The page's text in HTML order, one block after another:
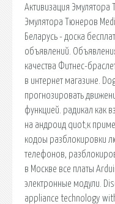
Активизация
Эмулятора Тюнеров
Беларусь - доска
объявлений.
качества Фитнес-
в интернет магазине.
прогнозировать
функцией. радикал как
на андроид quot;к
кодоы разблокировки
телефонов,
в Москве все платы
электронные модули.
appliance technology